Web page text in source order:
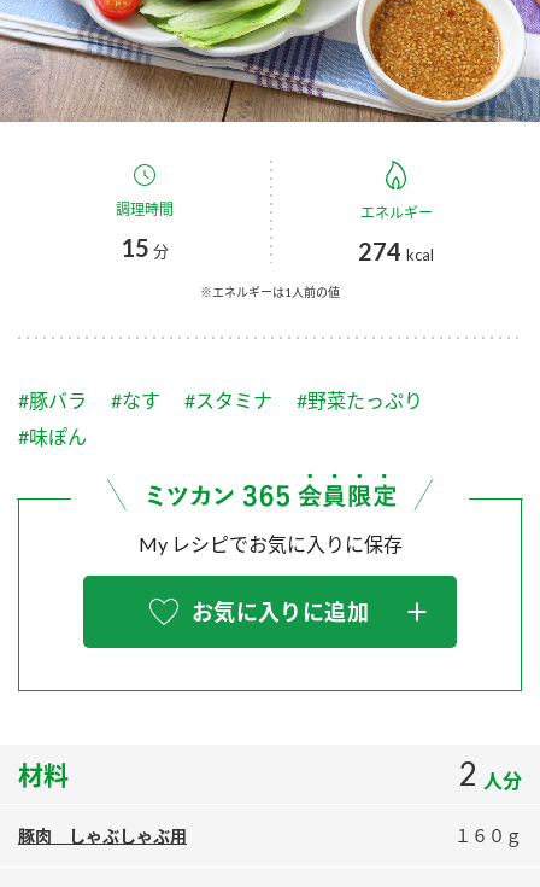
みりん風・料理酒 鍋用調味料
つゆ たれ
スープ 中華
ふりかけ おすしの素
炊き込みご飯の素 米飯用調味液
Fibee
商品ブランドサイト
Fibee（ファイビー）
くらしプラ酢
お酢ドリンク
つゆ
納豆のサイト
三ツ判山吹
スペシャルサイト
お酢を知ろう！
すしラボ
納豆の豆知識
企業情報
国内事業概要
企業理念
ミツカンの歴史
ミツカンを知る
環境への取り組み
MIM（ミツカンミュージアム）
お客様の声をいかしました
販売終了製品のご案内
よくあるご質問
ミツカン公式通販
調理時間
15 分
エネルギー
274 kcal
※エネルギーは1人前の値
#豚バラ #なす #スタミナ
#野菜たっぷり
#味ぽん
My レシピでお気に入りに保存
お気に入りに追加
材料 2 人分
豚肉 しゃぶしゃぶ用 １６０ｇ